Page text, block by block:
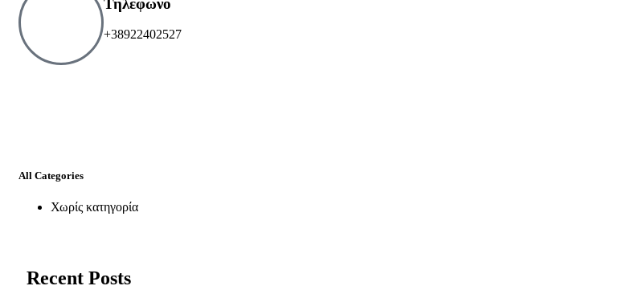
Τηλέφωνο
+38922402527
All Categories
Χωρίς κατηγορία
Recent Posts